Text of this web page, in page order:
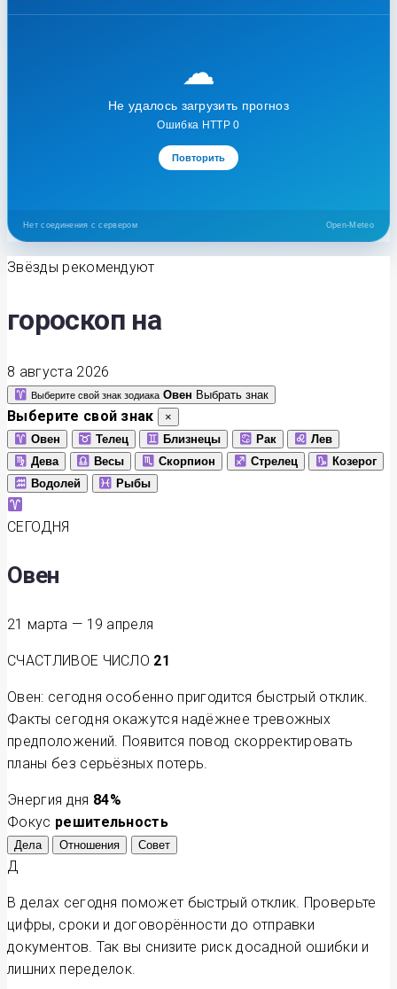
☁
Не удалось загрузить прогноз
Ошибка HTTP 0
Повторить
Нет соединения с сервером Open-Meteo
Звёзды рекомендуют
гороскоп на
8 августа 2026
Выберите свой знак зодиака Овен Выбрать знак
Выберите свой знак
×
Овен
Телец Близнецы Рак
Лев
Дева
Весы Скорпион Стрелец
Козерог
Водолей
Рыбы
СЕГОДНЯ
Овен
21 марта — 19 апреля
СЧАСТЛИВОЕ ЧИСЛО 21
Овен: сегодня особенно пригодится быстрый отклик.
Факты сегодня окажутся надёжнее тревожных
предположений. Появится повод скорректировать
планы без серьёзных потерь.
Энергия дня 84%
Фокус решительность
Дела Отношения Совет
Д
В делах сегодня поможет быстрый отклик. Проверьте
цифры, сроки и договорённости до отправки
документов. Так вы снизите риск досадной ошибки и
лишних переделок.